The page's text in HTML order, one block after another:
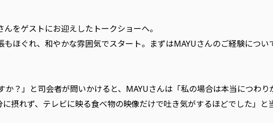
をゲストにお迎えしたトークショーへ。
ほぐれ、和やかな雰囲気でスタート。まずはMAYUさんのご経験につい
？」と司会者が問いかけると、MAYUさんは「私の場合は本当につわり
摂れず、テレビに映る食べ物の映像だけで吐き気がするほどでした」と